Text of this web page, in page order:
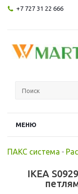
+7 727 31 22 666
МЕНЮ
ПАКС система -
IKEA